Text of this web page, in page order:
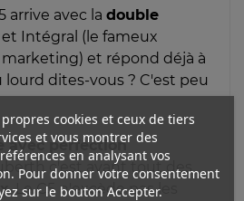
arrive avec la double
Intégral (le fameux
et répond déjà à
lourd dites-vous ? C'est peu
avec perfection
c'est avant tout des
. Le C5 n'excède pas les
cookies et ceux de tiers
et vous montrer des
en analysant vos
Pour donner votre consentement
sur le bouton Accepter.